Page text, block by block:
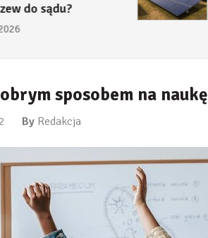
do sądu?
sposobem na naukę
By Redakcja